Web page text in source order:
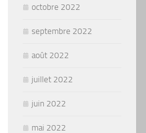
octobre 2022
septembre 2022
août 2022
juillet 2022
juin 2022
mai 2022